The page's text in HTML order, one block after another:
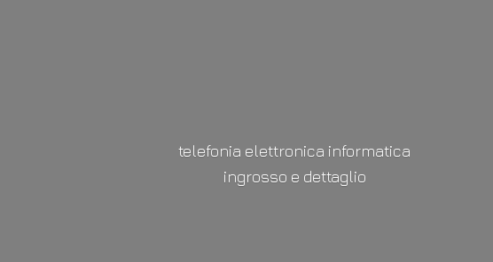
telefonia elettronica informatica
ingrosso e dettaglio